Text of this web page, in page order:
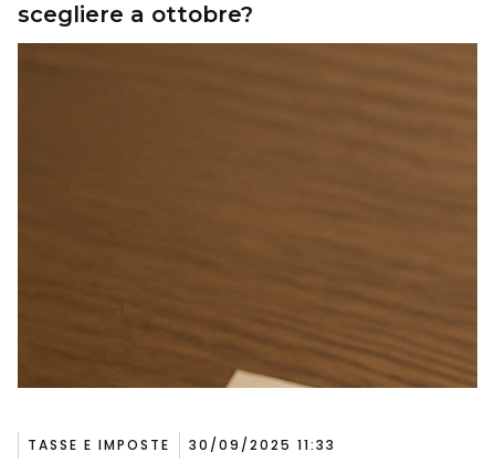
scegliere a ottobre?
TASSE E IMPOSTE 30/09/2025 11:33